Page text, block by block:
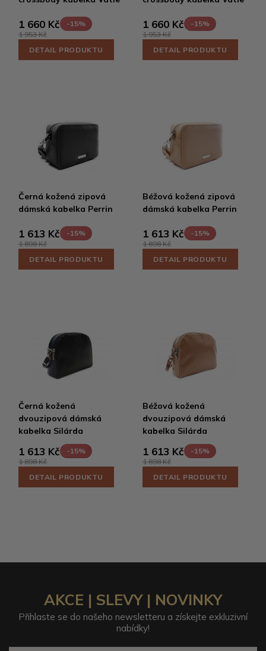
1 660 Kč
-15%
1 953 Kč
DETAIL PRODUKTU
1 660 Kč
-15%
1 953 Kč
DETAIL PRODUKTU
Černá kožená zipová
dámská kabelka Perrin
1 613 Kč
-15%
1 898 Kč
DETAIL PRODUKTU
Béžová kožená zipová
dámská kabelka Perrin
1 613 Kč
-15%
1 898 Kč
DETAIL PRODUKTU
Černá kožená
dvouzipová dámská
kabelka Silárda
1 613 Kč
-15%
1 898 Kč
DETAIL PRODUKTU
Béžová kožená
dvouzipová dámská
kabelka Silárda
1 613 Kč
-15%
1 898 Kč
DETAIL PRODUKTU
AKCE | SLEVY | NOVINKY
Přihlaste se do našeho newsletteru a získejte exkluzivní
nabídky!